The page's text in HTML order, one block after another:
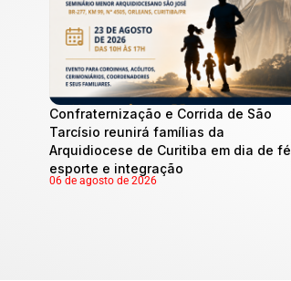
Confraternização e Corrida de São
Tarcísio reunirá famílias da
Arquidiocese de Curitiba em dia de fé,
esporte e integração
06 de agosto de 2026